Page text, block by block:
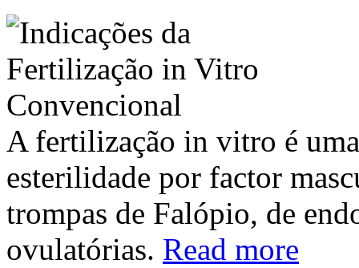
A fertilização in vitro é
esterilidade por factor
trompas de Falópio, de
ovulatórias. Read more